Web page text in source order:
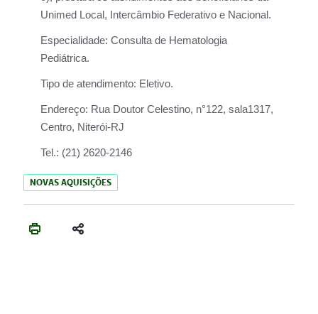
Unimed Local, Intercâmbio Federativo e Nacional.
Especialidade: Consulta de Hematologia
Pediátrica.
Tipo de atendimento: Eletivo.
Endereço: Rua Doutor Celestino, n°122, sala1317,
Centro, Niterói-RJ
Tel.: (21) 2620-2146
NOVAS AQUISIÇÕES